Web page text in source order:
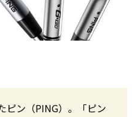
ピン（PING）。「ピン